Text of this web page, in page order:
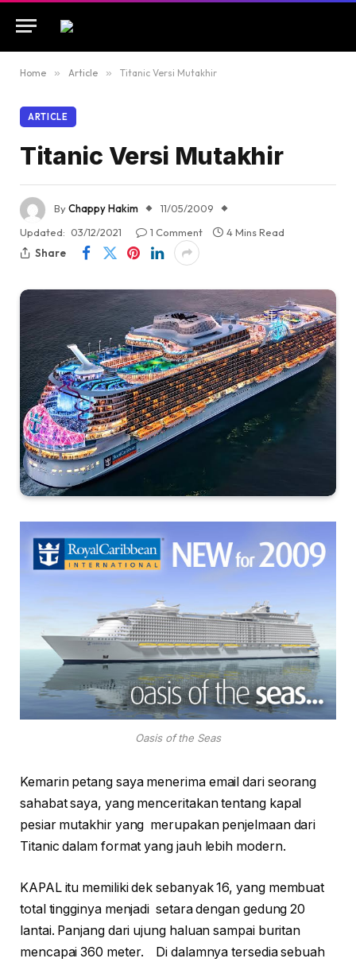
Home » Article » Titanic Versi Mutakhir
ARTICLE
Titanic Versi Mutakhir
ByChappy Hakim
11/05/2009
Updated: 03/12/2021 1 Comment
4 Mins Read
Share
Oasis of the Seas
Kemarin petang saya menerima email dari seorang
sahabat saya, yang menceritakan tentang kapal
pesiar mutakhir yang merupakan penjelmaan dari
Titanic dalam format yang jauh lebih modern.
KAPAL itu memiliki dek sebanyak 16, yang membuat
total tingginya menjadi setara dengan gedung 20
lantai. Panjang dari ujung haluan sampai buritan
mencapai 360 meter. Di dalamnya tersedia sebuah